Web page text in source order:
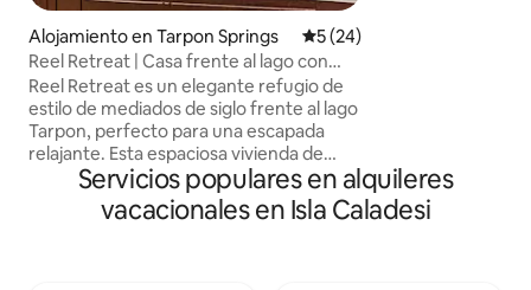
Alojamiento en Tarpon Springs Calificación promedio: 5 de
5 (24)
Reel Retreat | Casa frente al lago con
jacuzzi
Reel Retreat es un elegante refugio de
estilo de mediados de siglo frente al lago
Tarpon, perfecto para una escapada
relajante. Esta espaciosa vivienda de
3 dormitorios y 2 baños cuenta con una
distribución abierta, una zona de juegos
y espacios cuidadosamente diseñados.
eventos Ruth
impecable. -
Servicios populares en alquileres
vacacionales en Isla Caladesi